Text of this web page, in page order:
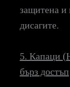
защитена и
дисагите.
5. Капаци
бърз достъп